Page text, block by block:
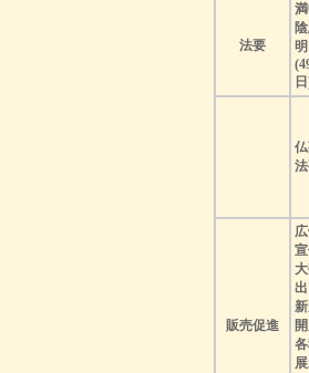
法要
明
販売促進